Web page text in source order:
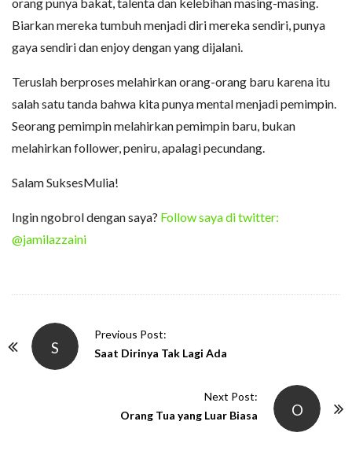
Biarkan mereka tumbuh menjadi diri mereka sendiri, punya
gaya sendiri dan enjoy dengan yang dijalani.
Teruslah berproses melahirkan orang-orang baru karena itu
salah satu tanda bahwa kita punya mental menjadi pemimpin.
Seorang pemimpin melahirkan pemimpin baru, bukan
melahirkan follower, peniru, apalagi pecundang.
Salam SuksesMulia!
Ingin ngobrol dengan saya? Follow saya di twitter:
@jamilazzaini
S
Previous Post:
Saat Dirinya Tak Lagi Ada
O
Next Post:
Orang Tua yang Luar Biasa